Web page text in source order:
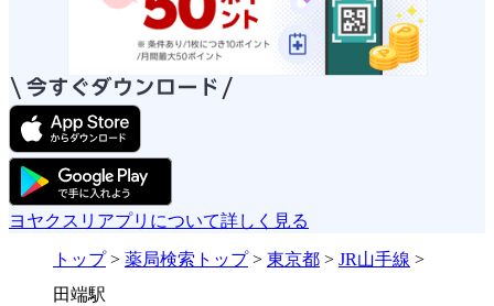
ヨヤクスリアプリについて詳しく見る
トップ> 薬局検索トップ> 東京都 > JR山手線 >
田端駅